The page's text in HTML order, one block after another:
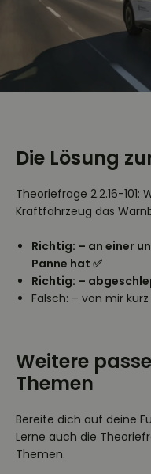
Die Lösung
Theoriefrage 2.2.16-
Kraftfahrzeug das
Richtig: – an einer
Panne hat ✅
Richtig: –
Falsch: – von mir
Weitere
Themen
Bereite dich auf deine
Lerne auch die
Themen.